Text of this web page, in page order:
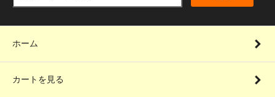
ホーム
カートを見る